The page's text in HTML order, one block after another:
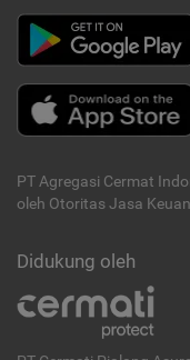
PT Agregasi Cermat
oleh Otoritas Jasa
Didukung oleh